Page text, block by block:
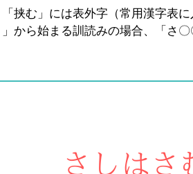
「挟む」には表外字（常用漢字表
から始まる訓読みの場合、「さ〇